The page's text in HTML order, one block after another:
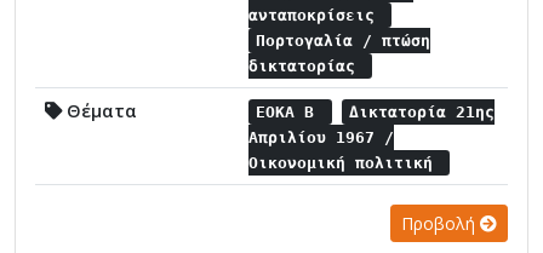
ανταποκρίσεις
Πορτογαλία / πτώση
δικτατορίας
Θέματα ΕΟΚΑ Β
Δικτατορία 21ης
Απριλίου 1967 /
Οικονομική πολιτική
Προβολή